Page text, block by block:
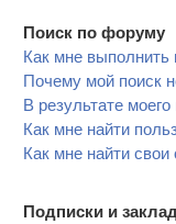
Поиск по форуму
Как мне
Почему мой поиск
В результате
Как мне найти
Как мне найти
Подписки и